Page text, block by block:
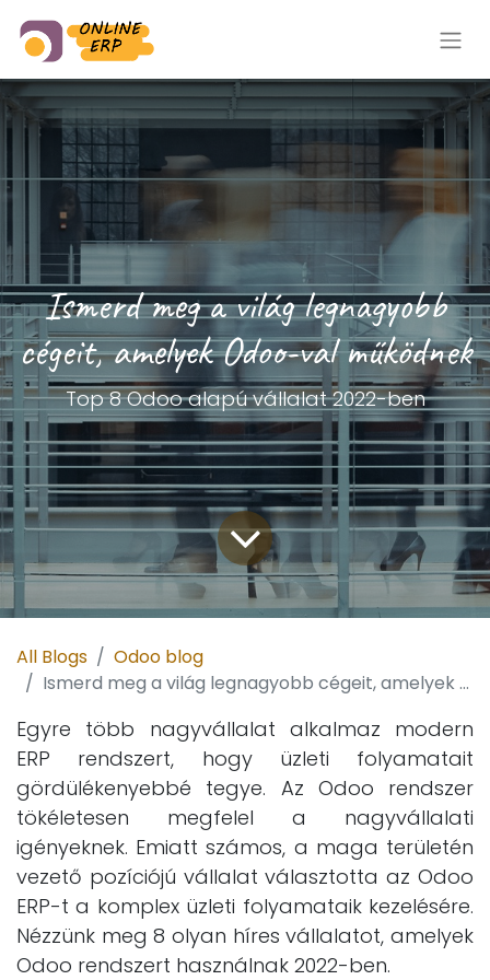
Ismerd meg a világ legnagyobb
cégeit, amelyek Odoo-val működnek
Top 8 Odoo alapú vállalat 2022-ben
All Blogs
Odoo blog
Ismerd meg a világ legnagyobb cégeit, amelyek Odoo-val működnek
Egyre több nagyvállalat alkalmaz modern
ERP rendszert, hogy üzleti folyamatait
gördülékenyebbé tegye. Az Odoo rendszer
tökéletesen megfelel a nagyvállalati
igényeknek. Emiatt számos, a maga területén
vezető pozíciójú vállalat választotta az Odoo
ERP-t a komplex üzleti folyamataik kezelésére.
Nézzünk meg 8 olyan híres vállalatot, amelyek
Odoo rendszert használnak 2022-ben.